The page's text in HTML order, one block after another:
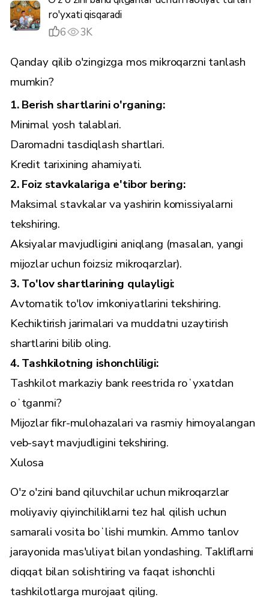
ro'yxati qisqaradi
6
3K
Qanday qilib o'zingizga mos mikroqarzni tanlash
mumkin?
1. Berish shartlarini o'rganing:
Minimal yosh talablari.
Daromadni tasdiqlash shartlari.
Kredit tarixining ahamiyati.
2. Foiz stavkalariga e'tibor bering:
Maksimal stavkalar va yashirin komissiyalarni
tekshiring.
Aksiyalar mavjudligini aniqlang (masalan, yangi
mijozlar uchun foizsiz mikroqarzlar).
3. To'lov shartlarining qulayligi:
Avtomatik to'lov imkoniyatlarini tekshiring.
Kechiktirish jarimalari va muddatni uzaytirish
shartlarini bilib oling.
4. Tashkilotning ishonchliligi:
Tashkilot markaziy bank reestrida roʻyxatdan
oʻtganmi?
Mijozlar fikr-mulohazalari va rasmiy himoyalangan
veb-sayt mavjudligini tekshiring.
Xulosa
O'z o'zini band qiluvchilar uchun mikroqarzlar
moliyaviy qiyinchiliklarni tez hal qilish uchun
samarali vosita boʻlishi mumkin. Ammo tanlov
jarayonida mas'uliyat bilan yondashing. Takliflarni
diqqat bilan solishtiring va faqat ishonchli
tashkilotlarga murojaat qiling.